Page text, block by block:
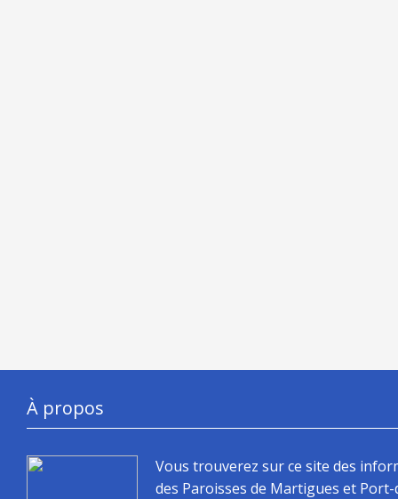
À propos
Vous trouverez sur ce site des
des Paroisses de Martigues et